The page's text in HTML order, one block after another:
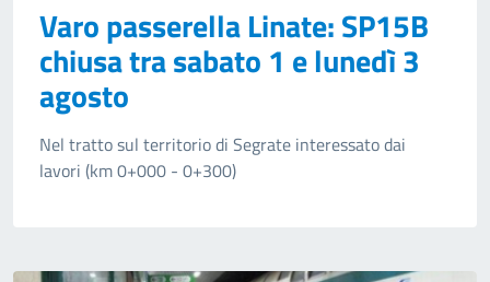
Varo passerella Linate: SP15B
chiusa tra sabato 1 e lunedì 3
agosto
Nel tratto sul territorio di Segrate interessato dai
lavori (km 0+000 - 0+300)